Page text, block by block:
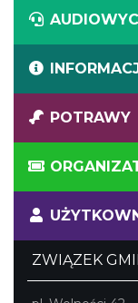
POTRAWY
ZWIĄZEK